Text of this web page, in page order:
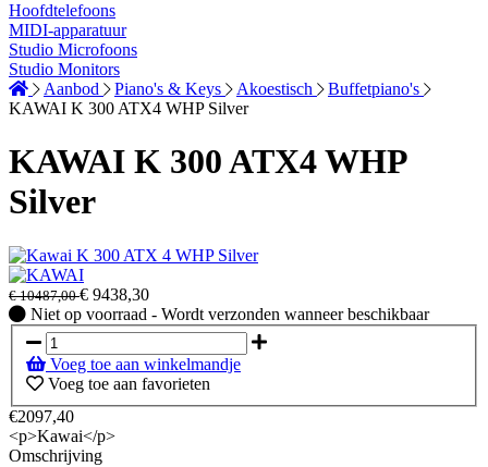
Hoofdtelefoons
MIDI-apparatuur
Studio Microfoons
Studio Monitors
Aanbod
Piano's & Keys Akoestisch
Buffetpiano's
KAWAI K 300 ATX4 WHP Silver
KAWAI K 300 ATX4 WHP
Silver
€10487,00€ 9438,30
Niet
op
voorraad
-
Wordt
verzonden
wanneer
beschikbaar
Niet op voorraad - Wordt verzonden wanneer beschikbaar
Voeg toe aan winkelmandje
Voeg toe aan favorieten
€2097,40
<p>Kawai</p>
Omschrijving